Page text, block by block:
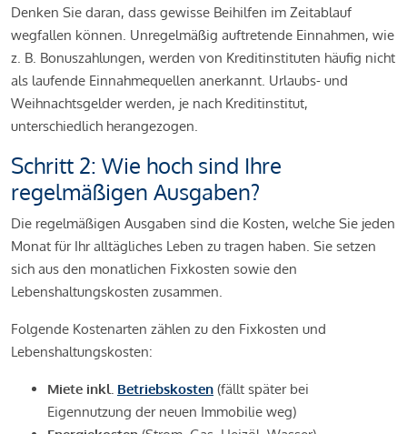
Denken Sie daran, dass gewisse Beihilfen im Zeitablauf
wegfallen können. Unregelmäßig auftretende Einnahmen, wie
z. B. Bonuszahlungen, werden von Kreditinstituten häufig nicht
als laufende Einnahmequellen anerkannt. Urlaubs- und
Weihnachtsgelder werden, je nach Kreditinstitut,
unterschiedlich herangezogen.
Schritt 2: Wie hoch sind Ihre
regelmäßigen Ausgaben?
Die regelmäßigen Ausgaben sind die Kosten, welche Sie jeden
Monat für Ihr alltägliches Leben zu tragen haben. Sie setzen
sich aus den monatlichen Fixkosten sowie den
Lebenshaltungskosten zusammen.
Folgende Kostenarten zählen zu den Fixkosten und
Lebenshaltungskosten:
Miete inkl. Betriebskosten (fällt später bei
Eigennutzung der neuen Immobilie weg)